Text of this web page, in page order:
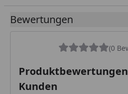
Bewertungen
(0
Kunden